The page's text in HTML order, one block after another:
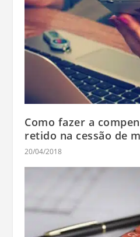
Como fazer a
retido na cessão de
20/04/2018